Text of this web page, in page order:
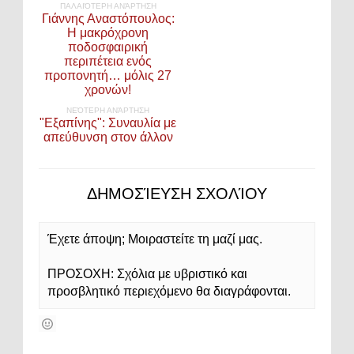
ΠΑΛΑΙΌΤΕΡΗ ΑΝΆΡΤΗΣΗ
Γιάννης Αναστόπουλος:
Η μακρόχρονη
ποδοσφαιρική
περιπέτεια ενός
προπονητή… μόλις 27
χρονών!
ΝΕΌΤΕΡΗ ΑΝΆΡΤΗΣΗ
"Εξαπίνης": Συναυλία με
απεύθυνση στον άλλον
ΔΗΜΟΣΊΕΥΣΗ ΣΧΟΛΊΟΥ
Έχετε άποψη; Μοιραστείτε τη μαζί μας.
ΠΡΟΣΟΧΗ: Σχόλια με υβριστικό και
προσβλητικό περιεχόμενο θα διαγράφονται.